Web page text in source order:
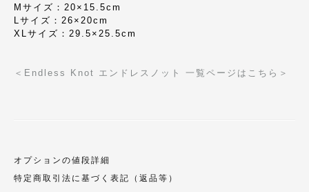
Mサイズ：20×15.5cm
Lサイズ：26×20cm
XLサイズ：29.5×25.5cm
＜Endless Knot エンドレスノット 一覧ページはこちら＞
オプションの値段詳細
特定商取引法に基づく表記（返品等）